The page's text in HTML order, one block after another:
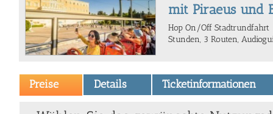
mit Piraeus und
Hop On/Off
Stunden, 3 Routen,
Preise Details Ticketinformationen